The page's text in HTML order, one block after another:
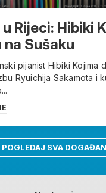
Rijeci: Hibiki
na Sušaku
pijanist Hibiki Kojima
Ryuichija Sakamota i
POGLEDAJ SVA